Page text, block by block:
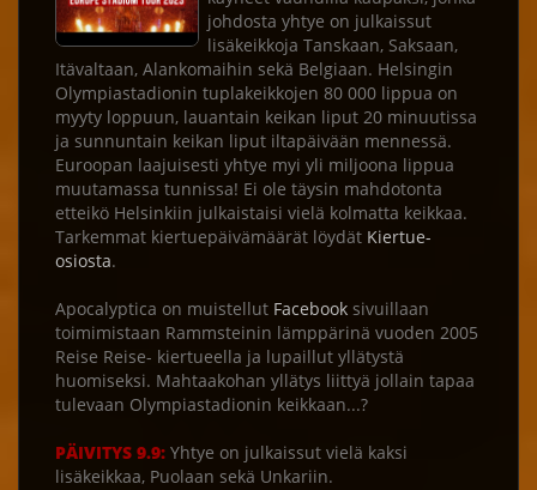
johdosta yhtye on julkaissut
lisäkeikkoja Tanskaan, Saksaan,
Itävaltaan, Alankomaihin sekä Belgiaan. Helsingin
Olympiastadionin tuplakeikkojen 80 000 lippua on
myyty loppuun, lauantain keikan liput 20 minuutissa
ja sunnuntain keikan liput iltapäivään mennessä.
Euroopan laajuisesti yhtye myi yli miljoona lippua
muutamassa tunnissa! Ei ole täysin mahdotonta
etteikö Helsinkiin julkaistaisi vielä kolmatta keikkaa.
Tarkemmat kiertuepäivämäärät löydät Kiertue-
osiosta.
Apocalyptica on muistellut Facebook sivuillaan
toimimistaan Rammsteinin lämppärinä vuoden 2005
Reise Reise- kiertueella ja lupaillut yllätystä
huomiseksi. Mahtaakohan yllätys liittyä jollain tapaa
tulevaan Olympiastadionin keikkaan...?
PÄIVITYS 9.9: Yhtye on julkaissut vielä kaksi
lisäkeikkaa, Puolaan sekä Unkariin.